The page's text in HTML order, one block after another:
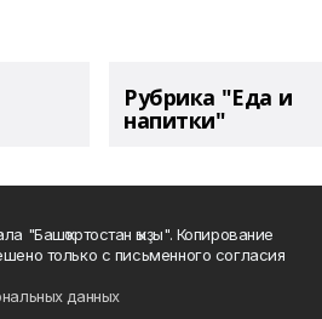
Рубрика "Еда и
напитки"
"Башҡортостан ҡыҙы". Копирование
только с письменного согласия
данных